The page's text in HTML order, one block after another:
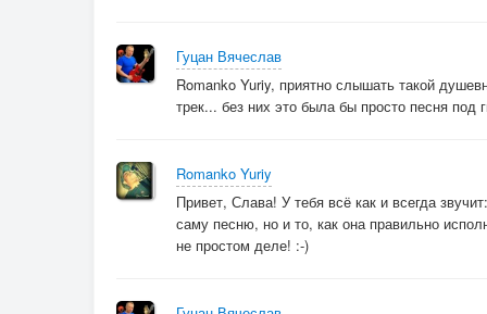
Гуцан Вячеслав
Romanko Yuriy, приятно слышать такой
трек... без них это была бы просто песня под
Romanko Yuriy
Привет, Слава! У тебя всё как и всегда
саму песню, но и то, как она правильно
не простом деле! :-)